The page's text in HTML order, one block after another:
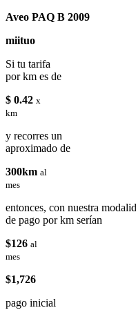
Aveo PAQ B 2009
miituo
Si tu tarifa
por km es de
$ 0.42 x
km
y recorres un
aproximado de
300km al
mes
entonces, con nuestra
de pago por km serían
$126 al
mes
$1,726
pago inicial